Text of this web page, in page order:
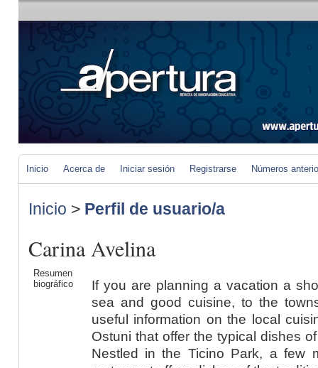
Inicio Acerca de Iniciar sesión Registrarse Números
Inicio > Perfil de usuario/a
Carina Avelina
Resumen
biográfico
If you are planning a vacation a
sea and good cuisine, to the
useful information on the local
Ostuni that offer the typical dishes
Nestled in the Ticino Park, a few